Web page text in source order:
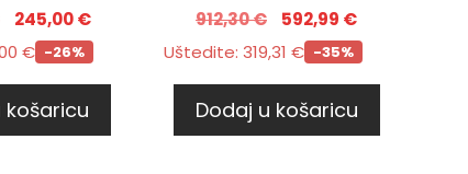
245,00€
€ -26%
košaricu
912,30€ 592,99 €
Uštedite: 319,31 € -35%
Dodaj u košaricu